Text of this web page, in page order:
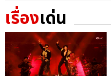
เรื่องเด่น